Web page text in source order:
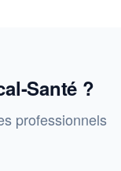
Santé ?
professionnels